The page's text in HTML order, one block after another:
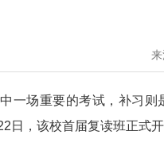
一场重要的考试，补习
日，该校首届复读班正式